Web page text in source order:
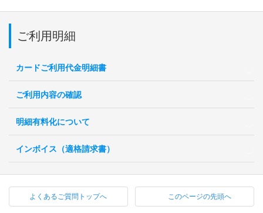
ご利用明細
カードご利用代金明細書
ご利用内容の確認
明細有料化について
インボイス（適格請求書）
よくあるご質問トップへ このページの先頭へ